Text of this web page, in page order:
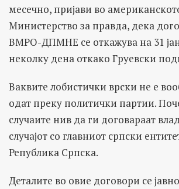
месечно, пријави во
Министерство за правда, дека
ВМРО-ДПМНЕ се откажува на 31
неколку дена откако Груевски
Ваквите лобистички врски не е
одат преку политички партии.
случаите нив да ги договараат
случајот со главниот српски
Република Српска.
Деталите во овие договори се